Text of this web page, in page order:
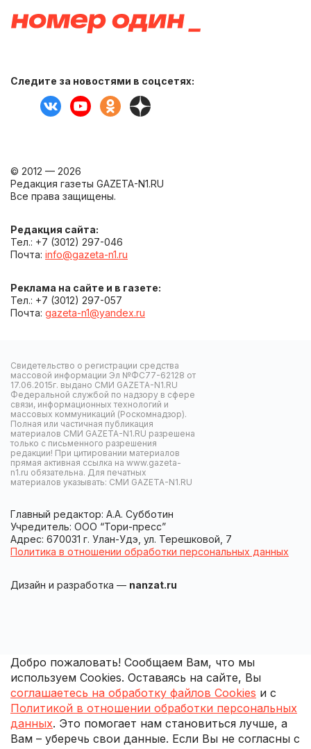
Следите за новостями в соцсетях:
© 2012 — 2026
Редакция газеты GAZETA-N1.RU
Все права защищены.
Редакция сайта:
Тел.: +7 (3012) 297-046
Почта: info@gazeta-n1.ru
Реклама на сайте и в газете:
Тел.: +7 (3012) 297-057
Почта: gazeta-n1@yandex.ru
Свидетельство о регистрации средства
массовой информации Эл №ФС77-62128 от
17.06.2015г. выдано СМИ GAZETA-N1.RU
Федеральной службой по надзору в сфере
связи, информационных технологий и
массовых коммуникаций (Роскомнадзор).
Полная или частичная публикация
материалов СМИ GAZETA-N1.RU разрешена
только с письменного разрешения
редакции! При цитировании материалов
прямая активная ссылка на www.gazeta-
n1.ru обязательна. Для печатных
материалов указывать: СМИ GAZETA-N1.RU
Главный редактор: А.А. Субботин
Учредитель: ООО “Тори-пресс”
Адрес: 670031 г. Улан-Удэ, ул. Терешковой, 7
Политика в отношении обработки персональных данных
Дизайн и разработка — nanzat.ru
Добро пожаловать! Сообщаем Вам, что мы
используем Cookies. Оставаясь на сайте, Вы
соглашаетесь на обработку файлов Cookies и с
Политикой в отношении обработки персональных
данных. Это помогает нам становиться лучше, а
Вам – уберечь свои данные. Если Вы не согласны с